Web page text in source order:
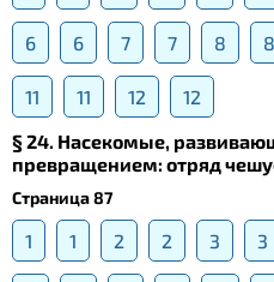
6 6 7 7 8 8
11 11 12
12
§ 24. Насекомые,
превращением: отряд
Страница 87
1 1 2 2 3 3